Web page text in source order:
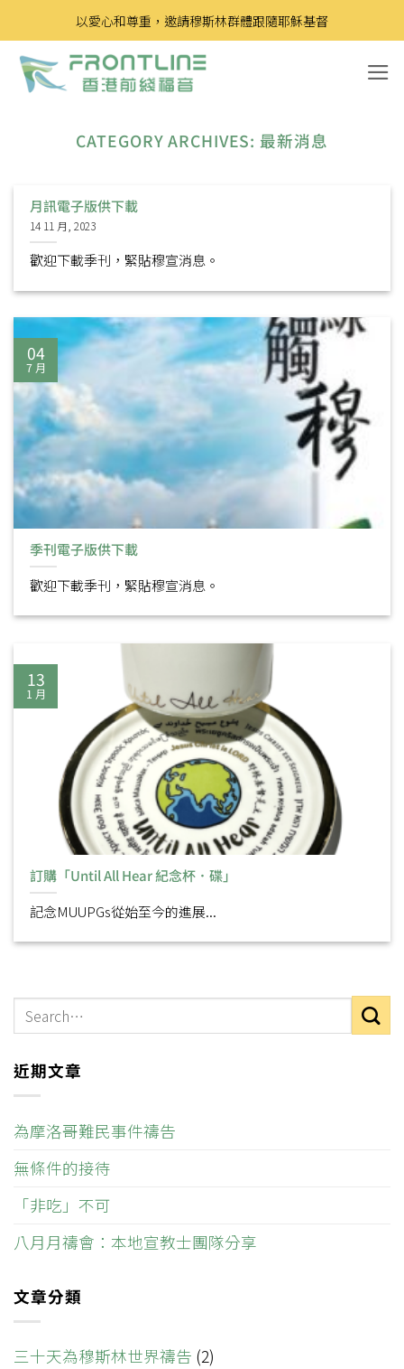
to
content
以愛心和尊重，邀請穆斯林群體跟隨耶穌基督
CATEGORY ARCHIVES:最新消息
月訊電子版供下載
14 11 月, 2023
歡迎下載季刊，緊貼穆宣消息。
季刊電子版供下載
歡迎下載季刊，緊貼穆宣消息。
04
7 月
訂購「Until All Hear 紀念杯．碟」
記念MUUPGs從始至今的進展...
13
1 月
近期文章
為摩洛哥難民事件禱告
無條件的接待
「非吃」不可
八月月禱會：本地宣教士團隊分享
文章分類
三十天為穆斯林世界禱告 (2)